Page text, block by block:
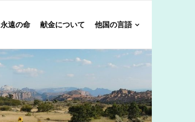
永遠の命 献金について 他国の言語